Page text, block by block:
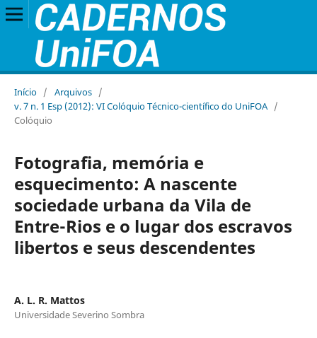
Início / Arquivos /
v. 7 n. 1 Esp (2012): VI Colóquio Técnico-científico do UniFOA /
Colóquio
Fotografia, memória e
esquecimento: A nascente
sociedade urbana da Vila de
Entre-Rios e o lugar dos escravos
libertos e seus descendentes
A. L. R. Mattos
Universidade Severino Sombra